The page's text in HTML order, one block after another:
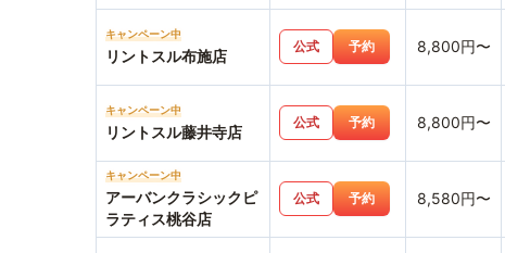
キャンペーン中
リントスル布施店
公式 予約 8,800円〜
キャンペーン中
リントスル藤井寺店
公式 予約 8,800円〜
キャンペーン中
アーバンクラシックピ
ラティス桃谷店
公式 予約 8,580円〜